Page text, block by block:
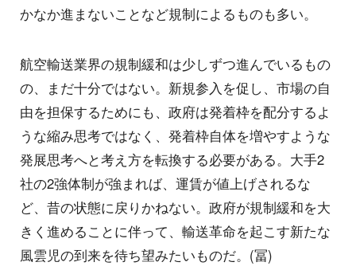
かなか進まないことなど規制によるものも多い。
航空輸送業界の規制緩和は少しずつ進んでいるもの
の、まだ十分ではない。新規参入を促し、市場の自
由を担保するためにも、政府は発着枠を配分するよ
うな縮み思考ではなく、発着枠自体を増やすような
発展思考へと考え方を転換する必要がある。大手2
社の2強体制が強まれば、運賃が値上げされるな
ど、昔の状態に戻りかねない。政府が規制緩和を大
きく進めることに伴って、輸送革命を起こす新たな
風雲児の到来を待ち望みたいものだ。(冨)